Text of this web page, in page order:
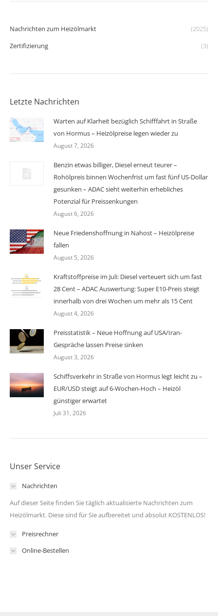
Nachrichten zum Heizölmarkt
(2025)
Zertifizierung
(3)
Letzte Nachrichten
Warten auf Klarheit bezüglich Schifffahrt in Straße
von Hormus – Heizölpreise legen wieder zu
August 7, 2026
Benzin etwas billiger, Diesel erneut teurer –
Rohölpreis binnen Wochenfrist um fast fünf US-Dollar
gesunken – ADAC sieht weiterhin erhebliches
Potenzial für Preissenkungen
August 6, 2026
Neue Friedenshoffnung in Nahost – Heizölpreise
fallen
August 5, 2026
Kraftstoffpreise im Juli: Diesel verteuert sich um fast
28 Cent – ADAC Auswertung: Super E10-Preis steigt
innerhalb von drei Wochen um mehr als 15 Cent
August 4, 2026
Preisstatistik – Neue Hoffnung auf USA/Iran-
Gespräche lassen Preise sinken
August 3, 2026
Schiffsverkehr in Straße von Hormus legt leicht zu –
EUR/USD steigt auf 6-Wochen-Hoch – Heizöl
günstiger erwartet
Juli 31, 2026
Unser Service
Nachrichten
Auf dieser Seite finden Sie täglich aktualisierte Nachrichten zum
Heizölmarkt. Diese sind für Sie aufbereitet und absolut KOSTENLOS!
Preisrechner
Online-Bestellen